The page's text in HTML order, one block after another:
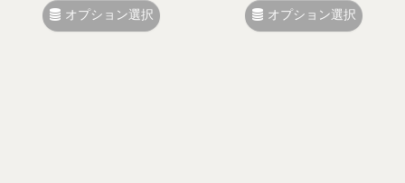
オプション選択 オプション選択